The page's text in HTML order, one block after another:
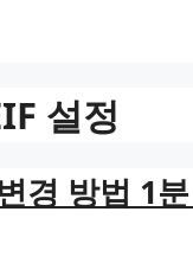
설정
경 방법 1